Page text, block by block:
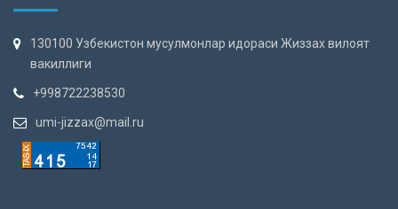
130100 Узбекистон мусулмонлар идораси Жиззах вилоят
вакиллиги
+998722238530
umi-jizzax@mail.ru